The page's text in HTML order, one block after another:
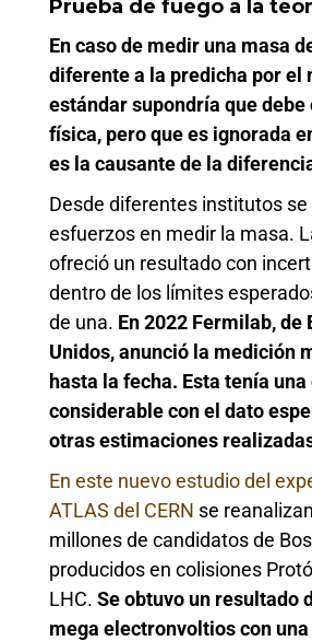
Prueba de fuego a la
En caso de medir una masa
diferente a la predicha por el
estándar supondría que
física, pero que es ignorada
es la causante de la
Desde diferentes institutos
esfuerzos en medir la masa.
ofreció un resultado con
dentro de los límites
de una. En 2022 Fermilab, de
Unidos, anunció la medición
hasta la fecha. Esta tenía
considerable con el dato
otras estimaciones
En este nuevo estudio del
ATLAS del CERN se
millones de candidatos de
producidos en colisiones
LHC. Se obtuvo un resultado
mega electronvoltios con